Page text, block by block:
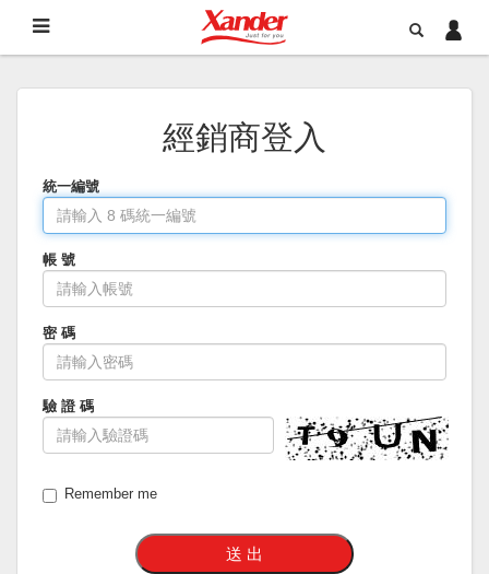
經銷商登入
統一編號
帳 號
密 碼
驗 證 碼
Remember me